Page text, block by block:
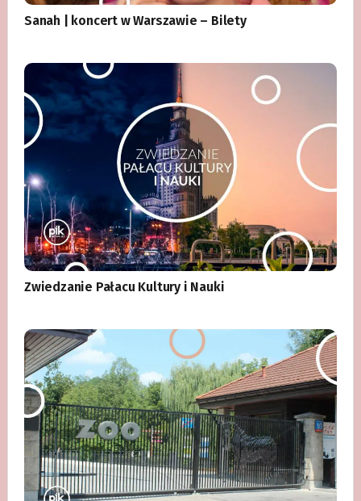
Sanah | koncert w Warszawie – Bilety
Zwiedzanie Pałacu Kultury i Nauki